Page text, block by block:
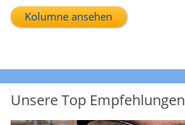
Kolumne ansehen
Unsere Top Empfehlungen